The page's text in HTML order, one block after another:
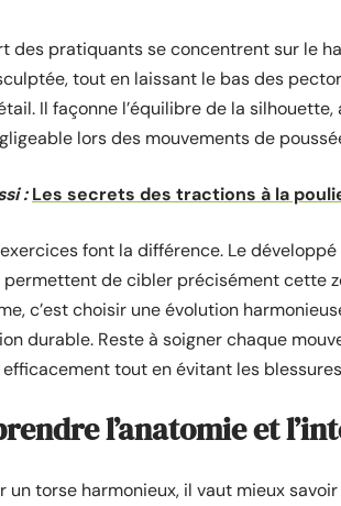
des pratiquants se concentrent sur le
tout en laissant le bas des
Il façonne l’équilibre de la
lors des mouvements de
: Les secrets des tractions à la
font la différence. Le
permettent de cibler précisément cette
c’est choisir une évolution
durable. Reste à soigner chaque
tout en évitant les
l’anatomie et
un torse harmonieux, il vaut mieux